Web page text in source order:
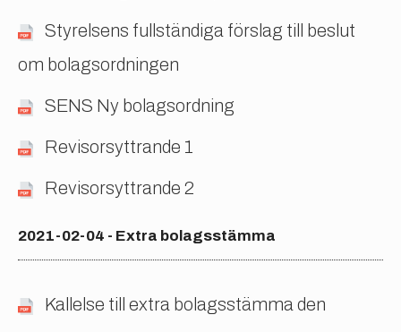
Styrelsens fullständiga förslag till beslut
om bolagsordningen
SENS Ny bolagsordning
Revisorsyttrande 1
Revisorsyttrande 2
2021-02-04 - Extra bolagsstämma
Kallelse till extra bolagsstämma den